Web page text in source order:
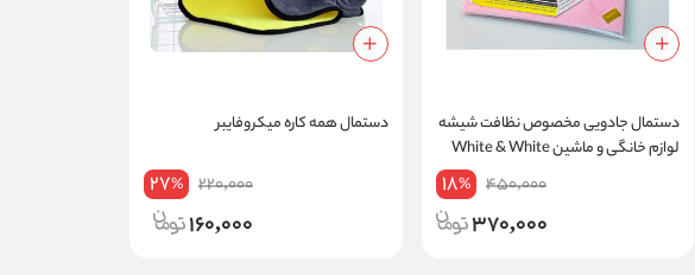
دستمال جادویی مخصوص نظافت شیشه
لوازم خانگی و ماشین White & White
450,000
18%
370,000
دستمال همه کاره میکروفایبر
220,000
27%
160,000